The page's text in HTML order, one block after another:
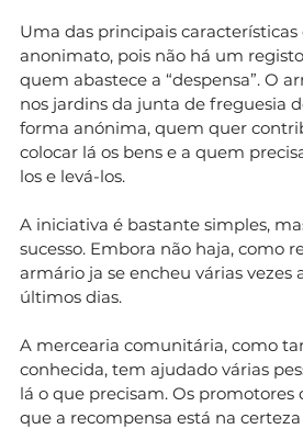
Uma das principais
anonimato, pois não há um
quem abastece a “despensa”. O
nos jardins da junta de freguesia
forma anónima, quem quer
colocar lá os bens e a quem
los e levá-los.
A iniciativa é bastante simples,
sucesso. Embora não haja, como
armário ja se encheu várias vezes
últimos dias.
A mercearia comunitária, como
conhecida, tem ajudado várias
lá o que precisam. Os
que a recompensa está na